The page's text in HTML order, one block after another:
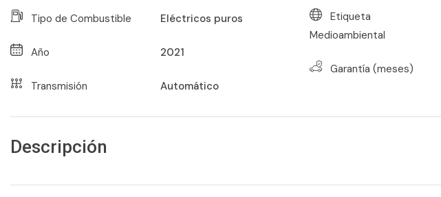
Tipo de Combustible Eléctricos puros
Año 2021
Transmisión Automático
Etiqueta
Medioambiental
Garantía (meses)
Descripción